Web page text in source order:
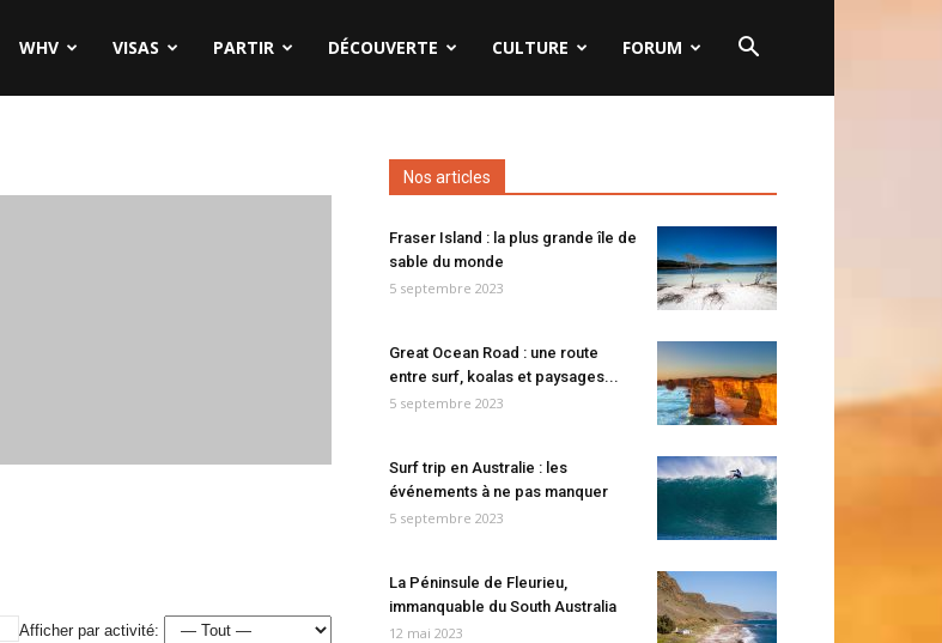
WHV VISAS PARTIR DÉCOUVERTE CULTURE FORUM
Afficher par activité:
Nos articles
Fraser Island : la plus grande île de
sable du monde
5 septembre 2023
Great Ocean Road : une route
entre surf, koalas et paysages...
5 septembre 2023
Surf trip en Australie : les
événements à ne pas manquer
5 septembre 2023
La Péninsule de Fleurieu,
immanquable du South Australia
12 mai 2023